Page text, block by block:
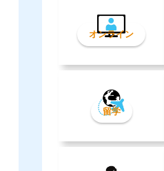
オンライン
留学